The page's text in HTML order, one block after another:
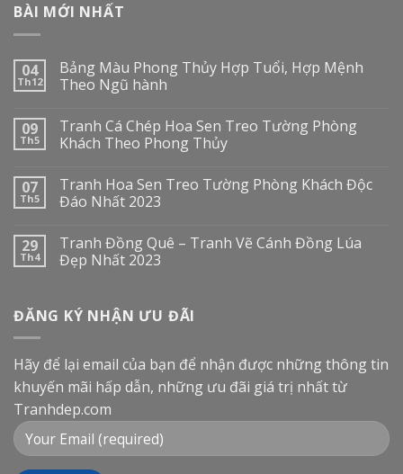
BÀI MỚI NHẤT
04
Th12
Bảng Màu Phong Thủy Hợp Tuổi, Hợp Mệnh
Theo Ngũ hành
09
Th5
Tranh Cá Chép Hoa Sen Treo Tường Phòng
Khách Theo Phong Thủy
07
Th5
Tranh Hoa Sen Treo Tường Phòng Khách Độc
Đáo Nhất 2023
29
Th4
Tranh Đồng Quê – Tranh Vẽ Cánh Đồng Lúa
Đẹp Nhất 2023
ĐĂNG KÝ NHẬN ƯU ĐÃI
Hãy để lại email của bạn để nhận được những thông tin
khuyến mãi hấp dẫn, những ưu đãi giá trị nhất từ
Tranhdep.com